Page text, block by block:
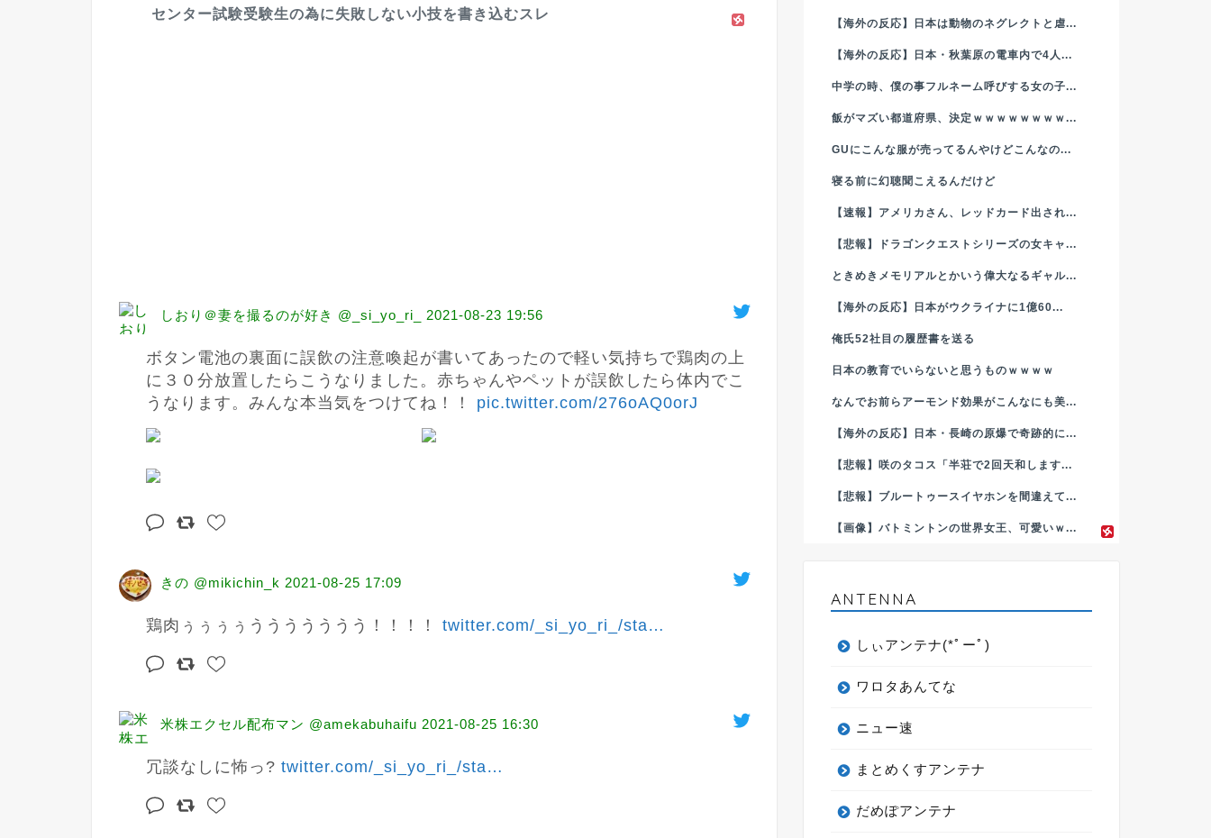
センター試験受験生の為に失敗しない小技を書き込むスレ
しおり＠妻を撮るのが好き @_si_yo_ri_ 2021-08-23 19:56
ボタン電池の裏面に誤飲の注意喚起が書いてあったので軽い気持ちで鶏肉の上
に３０分放置したらこうなりました。赤ちゃんやペットが誤飲したら体内でこ
うなります。みんな本当気をつけてね！！ pic.twitter.com/276oAQ0orJ
きの @mikichin_k 2021-08-25 17:09
鶏肉ぅぅぅぅううううううう！！！！ twitter.com/_si_yo_ri_/sta…
米株エクセル配布マン @amekabuhaifu 2021-08-25 16:30
冗談なしに怖っ? twitter.com/_si_yo_ri_/sta…
【海外の反応】日本は動物のネグレクトと虐...
【海外の反応】日本・秋葉原の電車内で4人...
中学の時、僕の事フルネーム呼びする女の子...
飯がマズい都道府県、決定ｗｗｗｗｗｗｗｗ...
GUにこんな服が売ってるんやけどこんなの...
寝る前に幻聴聞こえるんだけど
【速報】アメリカさん、レッドカード出され...
【悲報】ドラゴンクエストシリーズの女キャ...
ときめきメモリアルとかいう偉大なるギャル...
【海外の反応】日本がウクライナに1億60...
俺氏52社目の履歴書を送る
日本の教育でいらないと思うものｗｗｗｗ
なんでお前らアーモンド効果がこんなにも美...
【海外の反応】日本・長崎の原爆で奇跡的に...
【悲報】咲のタコス「半荘で2回天和します...
【悲報】ブルートゥースイヤホンを間違えて...
【画像】バトミントンの世界女王、可愛いｗ...
ANTENNA
しぃアンテナ(*ﾟーﾟ)
ワロタあんてな
ニュー速
まとめくすアンテナ
だめぽアンテナ